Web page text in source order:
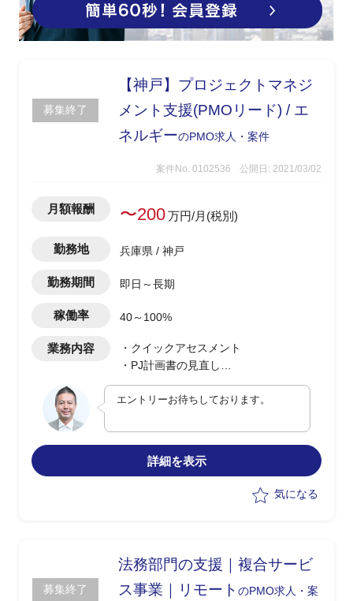
募集終了
【神戸】プロジェクトマネジ
メント支援(PMOリード) / エ
ネルギーのPMO求人・案件
案件No. 0102536 公開日: 2021/03/02
月額報酬 〜200万円/月(税別)
勤務地 兵庫県 / 神戸
勤務期間 即日～長期
稼働率 40～100%
業務内容
・クイックアセスメント
・PJ計画書の見直し
・変更管理、リスク管理 運用ルール見直
し
化、定着フォロー
エントリーお待ちしております。
詳細を表示
気になる
募集終了
法務部門の支援｜複合サービ
ス事業｜リモート のPMO求人・案